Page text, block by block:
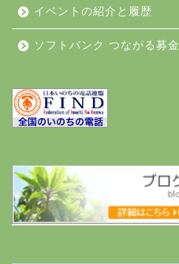
イベントの紹介と履歴
ソフトバンク つながる募金